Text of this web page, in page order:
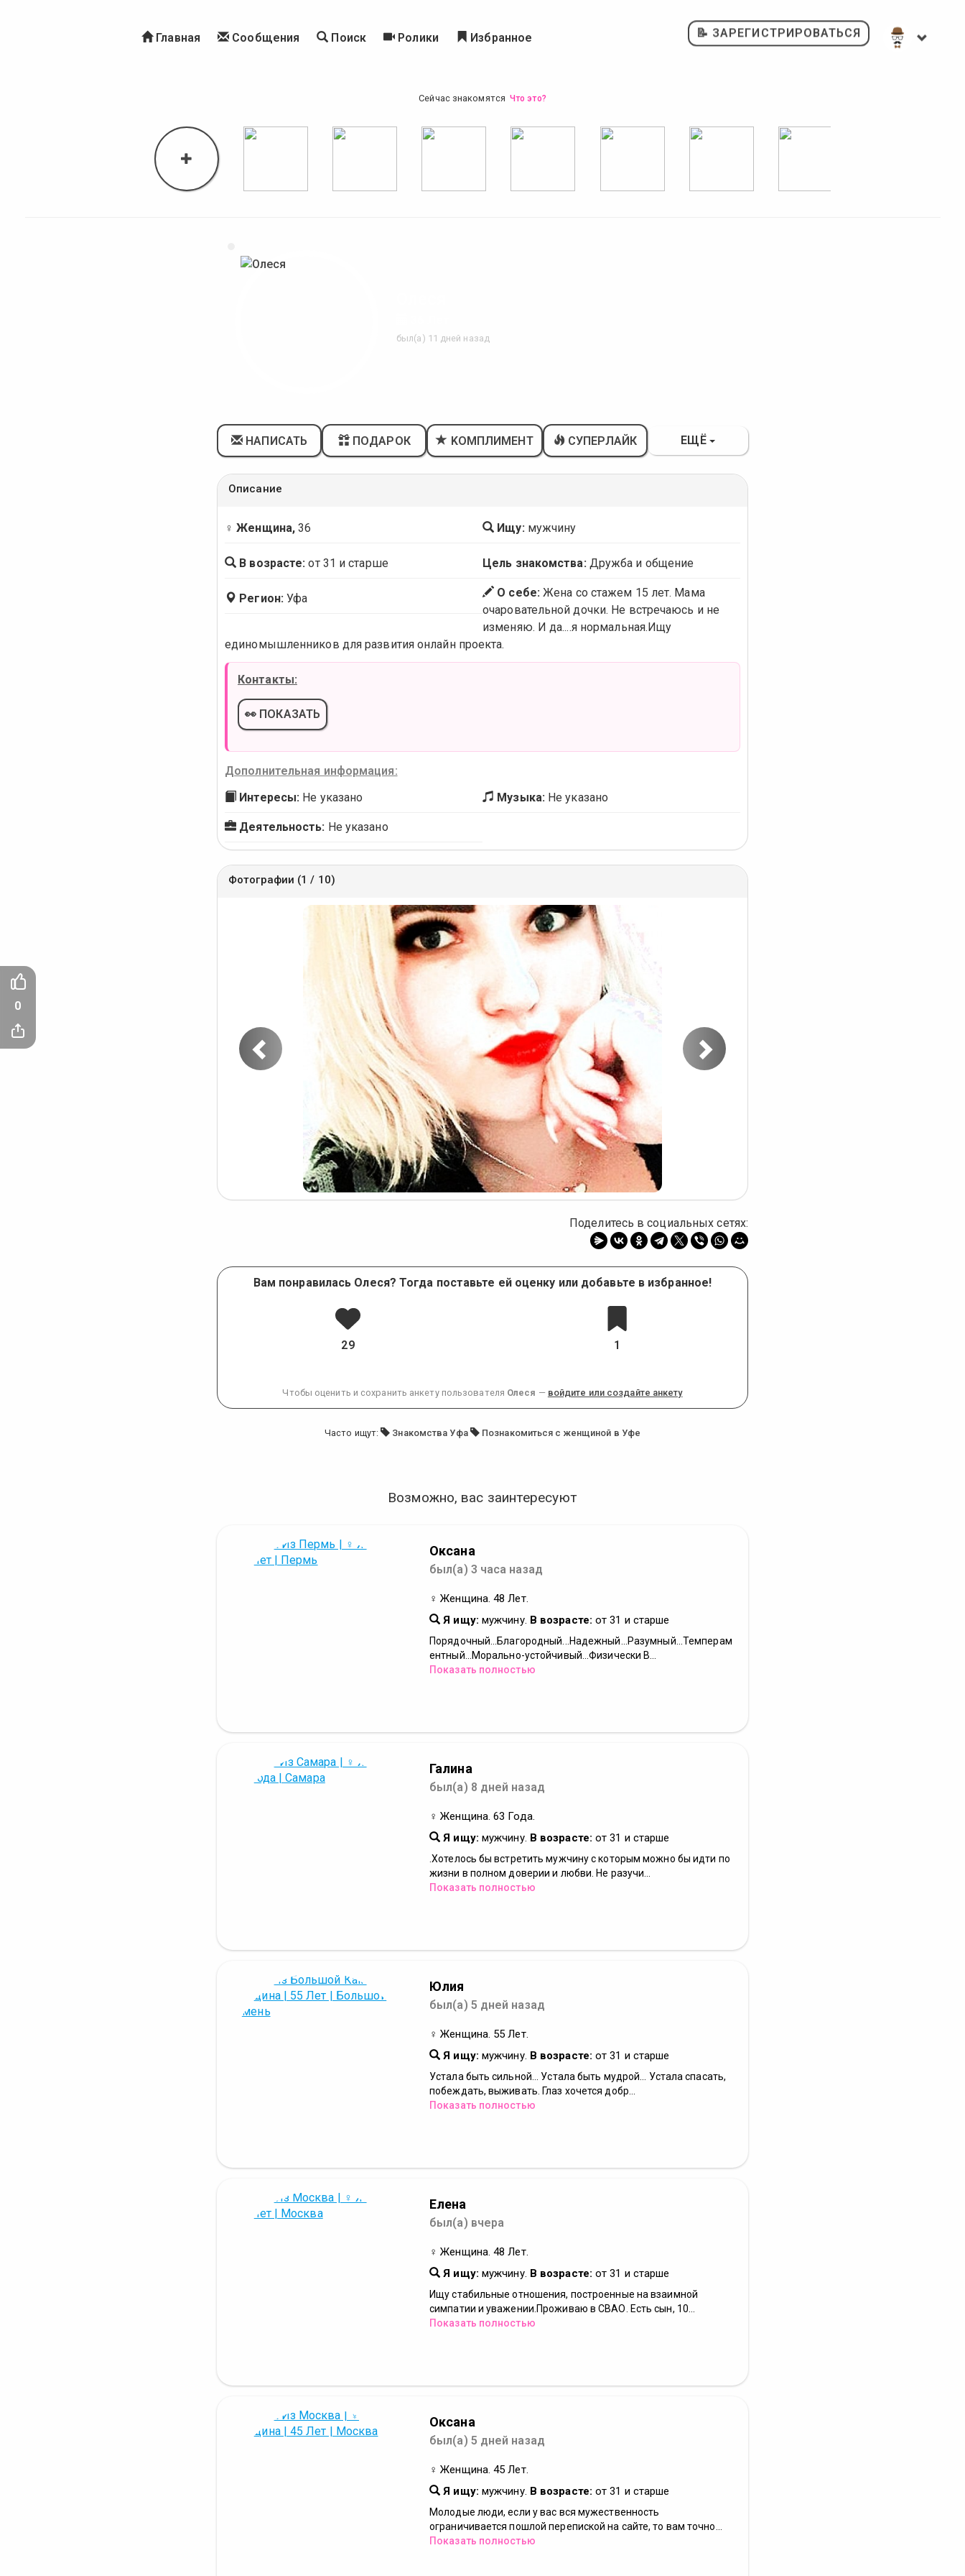
Главная Сообщения Поиск Ролики Избранное 📝 ЗАРЕГИСТРИРОВАТЬСЯ
Сейчас знакомятся Что это?
был(а) 11 дней назад
НАПИСАТЬ ПОДАРОК KОМПЛИМЕНТ СУПЕРЛАЙК ЕЩЁ
Описание
♀ Женщина, 36 Ищу: мужчину
В возрасте: от 31 и старше Цель знакомства: Дружба и общение
Регион: Уфа О себе:Жена со стажем 15 лет. Мама
очаровательной дочки. Не встречаюсь и не
изменяю. И да....я нормальная.Ищу
единомышленников для развития онлайн проекта.
Контакты:
👀 ПОКАЗАТЬ
Дополнительная информация:
Интересы: Не указано Музыка: Не указано
Деятельность: Не указано
Фотографии (1 / 10)
Предыдущее
Следующее
Поделитесь в социальных сетях:
Вам понравилась Олеся? Тогда поставьте ей оценку или добавьте в избранное!
29 1
Чтобы оценить и сохранить анкету пользователя Олеся — войдите или создайте анкету
Часто ищут: Знакомства Уфа Познакомиться с женщиной в Уфе
Возможно, вас заинтересуют
Оксана
был(а) 3 часа назад
♀ Женщина. 48 Лет.
Я ищу: мужчину. В возрасте: от 31 и старше
Порядочный...Благородный...Надежный...Разумный...Темперам
ентный...Морально-устойчивый...Физически В...
Показать полностью
Галина
был(а) 8 дней назад
♀ Женщина. 63 Года.
Я ищу: мужчину. В возрасте: от 31 и старше
.Хотелось бы встретить мужчину с которым можно бы идти по
жизни в полном доверии и любви. Не разучи...
Показать полностью
Юлия
был(а) 5 дней назад
♀ Женщина. 55 Лет.
Я ищу: мужчину. В возрасте: от 31 и старше
Устала быть сильной... Устала быть мудрой... Устала спасать,
побеждать, выживать. Глаз хочется добр...
Показать полностью
Елена
был(а) вчера
♀ Женщина. 48 Лет.
Я ищу: мужчину. В возрасте: от 31 и старше
Ищу стабильные отношения, построенные на взаимной
симпатии и уважении.Проживаю в СВАО. Есть сын, 10...
Показать полностью
Оксана
был(а) 5 дней назад
♀ Женщина. 45 Лет.
Я ищу: мужчину. В возрасте: от 31 и старше
Молодые люди, если у вас вся мужественность
ограничивается пошлой перепиской на сайте, то вам точно...
Показать полностью
0